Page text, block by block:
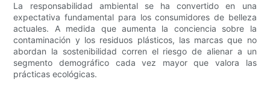
La responsabilidad ambiental se ha convertido en una
expectativa fundamental para los consumidores de belleza
actuales. A medida que aumenta la conciencia sobre la
contaminación y los residuos plásticos, las marcas que no
abordan la sostenibilidad corren el riesgo de alienar a un
segmento demográfico cada vez mayor que valora las
prácticas ecológicas.